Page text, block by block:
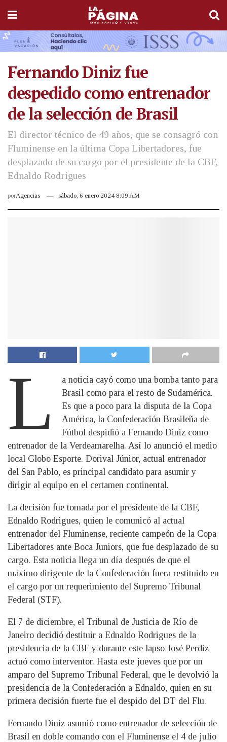
Fernando Diniz fue
despedido como entrenador
de la selección de Brasil
El director técnico de 49 años, que se consagró con
Fluminense en la última Copa Libertadores, fue
desplazado de su cargo por el presidente de la CBF,
Ednaldo Rodrigues
porAgencias sábado, 6 enero 2024 8:09 AM
L
a noticia cayó como una bomba tanto para
Brasil como para el resto de Sudamérica.
Es que a poco para la disputa de la Copa
América, la Confederación Brasileña de
Fútbol despidió a Fernando Diniz como
entrenador de la Verdeamarelha. Así lo anunció el medio
local Globo Esporte. Dorival Júnior, actual entrenador
del San Pablo, es principal candidato para asumir y
dirigir al equipo en el certamen continental.
La decisión fue tomada por el presidente de la CBF,
Ednaldo Rodrigues, quien le comunicó al actual
entrenador del Fluminense, reciente campeón de la Copa
Libertadores ante Boca Juniors, que fue desplazado de su
cargo. Esta noticia llega un día después de que el
máximo dirigente de la Confederación fuera restituido en
el cargo por un requerimiento del Supremo Tribunal
Federal (STF).
El 7 de diciembre, el Tribunal de Justicia de Río de
Janeiro decidió destituir a Ednaldo Rodrigues de la
presidencia de la CBF y durante este lapso José Perdiz
actuó como interventor. Hasta este jueves que por un
amparo del Supremo Tribunal Federal, que le devolvió la
presidencia de la Confederación a Ednaldo, quien en su
primera decisión fuerte fue el despido del DT del Flu.
Fernando Diniz asumió como entrenador de selección de
Brasil en doble comando con el Fluminense el 4 de julio